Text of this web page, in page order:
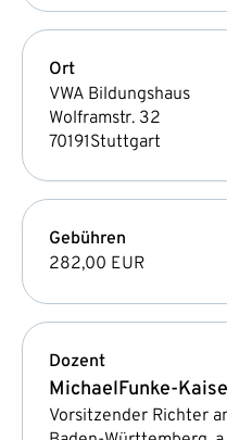
Ort
VWA Bildungshaus
Wolframstr. 32
70191Stuttgart
Gebühren
282,00 EUR
Dozent
MichaelFunke-
Vorsitzender Richter